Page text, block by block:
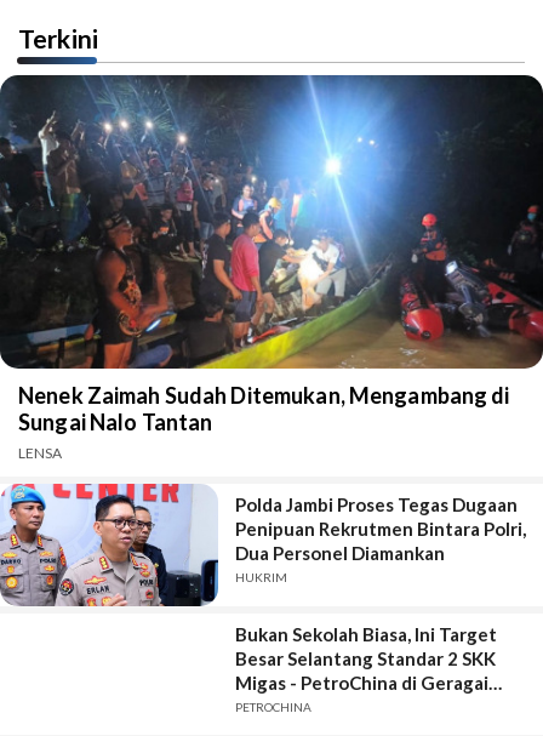
Terkini
Nenek Zaimah Sudah Ditemukan, Mengambang di
Sungai Nalo Tantan
LENSA
Polda Jambi Proses Tegas Dugaan
Penipuan Rekrutmen Bintara Polri,
Dua Personel Diamankan
HUKRIM
Bukan Sekolah Biasa, Ini Target
Besar Selantang Standar 2 SKK
Migas - PetroChina di Geragai
Tanjung Jabung Timur
PETROCHINA